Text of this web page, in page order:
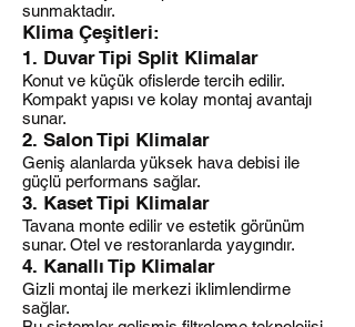
sunmaktadır.
Klima Çeşitleri:
1. Duvar Tipi Split Klimalar
Konut ve küçük ofislerde tercih edilir.
Kompakt yapısı ve kolay montaj avantajı
sunar.
2. Salon Tipi Klimalar
Geniş alanlarda yüksek hava debisi ile
güçlü performans sağlar.
3. Kaset Tipi Klimalar
Tavana monte edilir ve estetik görünüm
sunar. Otel ve restoranlarda yaygındır.
4. Kanallı Tip Klimalar
Gizli montaj ile merkezi iklimlendirme
sağlar.